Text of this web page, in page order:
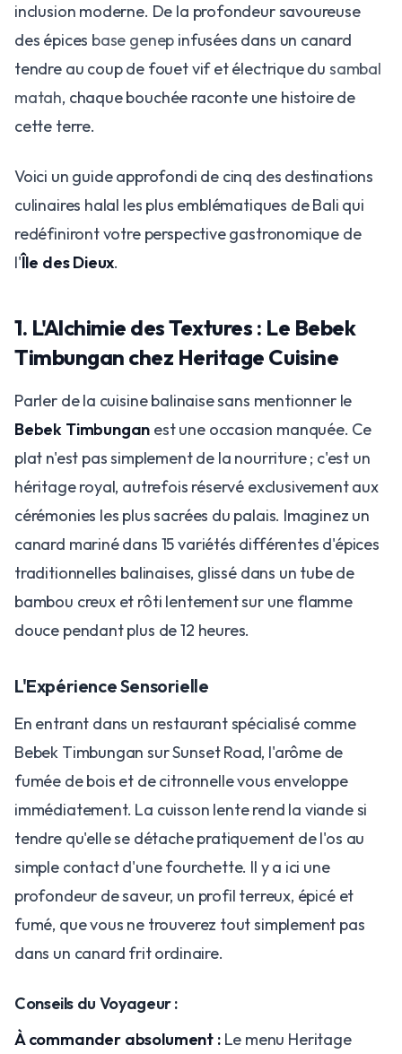
inclusion moderne. De la profondeur savoureuse
des épices base genep infusées dans un canard
tendre au coup de fouet vif et électrique du sambal
matah, chaque bouchée raconte une histoire de
cette terre.
Voici un guide approfondi de cinq des destinations
culinaires halal les plus emblématiques de Bali qui
redéfiniront votre perspective gastronomique de
l'Île des Dieux.
1. L'Alchimie des Textures : Le Bebek
Timbungan chez Heritage Cuisine
Parler de la cuisine balinaise sans mentionner le
Bebek Timbungan est une occasion manquée. Ce
plat n'est pas simplement de la nourriture ; c'est un
héritage royal, autrefois réservé exclusivement aux
cérémonies les plus sacrées du palais. Imaginez un
canard mariné dans 15 variétés différentes d'épices
traditionnelles balinaises, glissé dans un tube de
bambou creux et rôti lentement sur une flamme
douce pendant plus de 12 heures.
L'Expérience Sensorielle
En entrant dans un restaurant spécialisé comme
Bebek Timbungan sur Sunset Road, l'arôme de
fumée de bois et de citronnelle vous enveloppe
immédiatement. La cuisson lente rend la viande si
tendre qu'elle se détache pratiquement de l'os au
simple contact d'une fourchette. Il y a ici une
profondeur de saveur, un profil terreux, épicé et
fumé, que vous ne trouverez tout simplement pas
dans un canard frit ordinaire.
Conseils du Voyageur :
À commander absolument :Le menu Heritage